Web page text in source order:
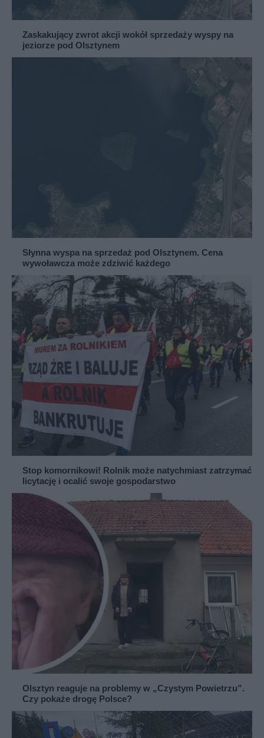
Zaskakujący zwrot akcji wokół sprzedaży wyspy na
jeziorze pod Olsztynem
Słynna wyspa na sprzedaż pod Olsztynem. Cena
wywoławcza może zdziwić każdego
Stop komornikowi! Rolnik może natychmiast zatrzymać
licytację i ocalić swoje gospodarstwo
Olsztyn reaguje na problemy w „Czystym Powietrzu”.
Czy pokaże drogę Polsce?